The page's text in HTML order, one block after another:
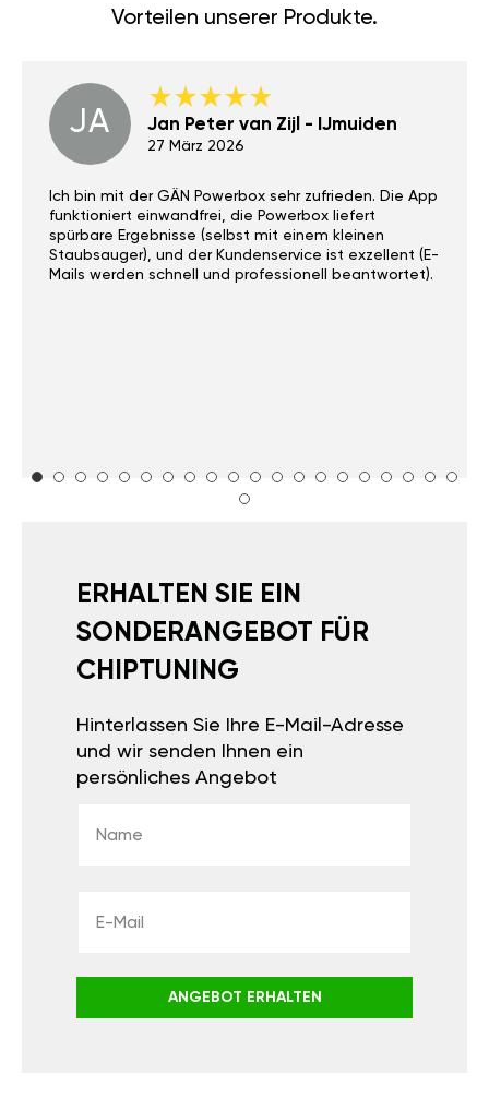
Vorteilen unserer Produkte.
JA Jan Peter van Zijl - IJmuiden
27 März 2026
Ich bin mit der GÄN Powerbox sehr zufrieden. Die App
funktioniert einwandfrei, die Powerbox liefert
spürbare Ergebnisse (selbst mit einem kleinen
Staubsauger), und der Kundenservice ist exzellent (E-
Mails werden schnell und professionell beantwortet).
ERHALTEN SIE EIN
SONDERANGEBOT FÜR
CHIPTUNING
Hinterlassen Sie Ihre E-Mail-Adresse
und wir senden Ihnen ein
persönliches Angebot
ANGEBOT ERHALTEN